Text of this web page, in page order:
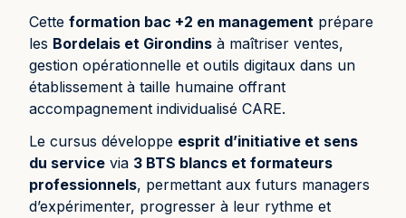
Cette formation bac +2 en management prépare
les Bordelais et Girondins à maîtriser ventes,
gestion opérationnelle et outils digitaux dans un
établissement à taille humaine offrant
accompagnement individualisé CARE.
Le cursus développe esprit d’initiative et sens
du service via 3 BTS blancs et formateurs
professionnels, permettant aux futurs managers
d’expérimenter, progresser à leur rythme et